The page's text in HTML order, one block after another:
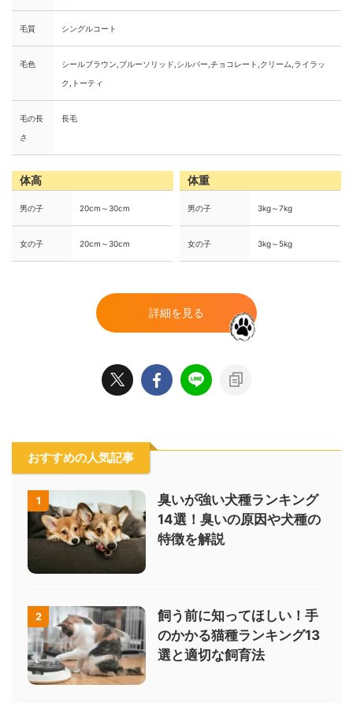
毛質 シングルコート
毛色
シールブラウン,ブルーソリッド,シルバー,チョコレート,クリーム,ライラッ
ク,トーティ
毛の長
さ
長毛
体高
男の子 20cm～30cm
女の子 20cm～30cm
体重
男の子 3kg～7kg
女の子 3kg～5kg
詳細を見る
おすすめの人気記事
1
臭いが強い犬種ランキング
14選！臭いの原因や犬種の
特徴を解説
2
飼う前に知ってほしい！手
のかかる猫種ランキング13
選と適切な飼育法